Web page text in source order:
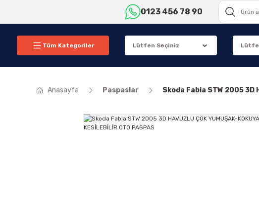
0123 456 78 90
Tüm Kategoriler
Anasayfa Paspaslar Skoda Fabia STW 2005 3D